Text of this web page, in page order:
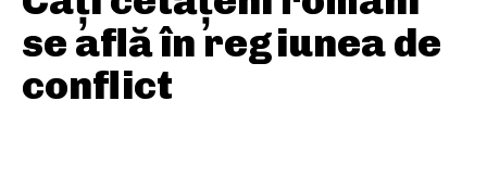
se află în regiunea de
conflict